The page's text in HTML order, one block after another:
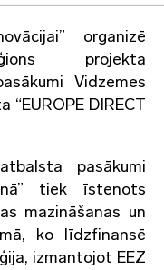
organizē
projekta
Vidzemes
“EUROPE DIRECT
pasākumi
tiek īstenots
mazināšanas un
ko līdzfinansē
izmantojot EEZ